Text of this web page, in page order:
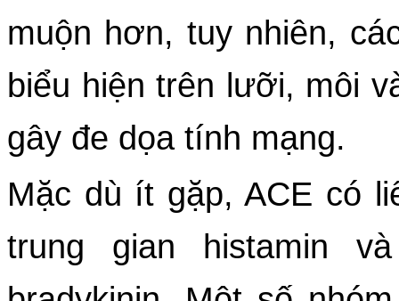
muộn hơn, tuy nhiên,
biểu hiện trên lưỡi, môi
gây đe dọa tính mạng.
Mặc dù ít gặp, ACE có
trung gian histamin